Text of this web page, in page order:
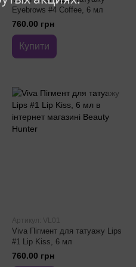
Eyebrows #4 Coffee, 6 мл
760.00 грн
Купити
Артикул: VL01
Viva Пігмент для татуажу Lips
#1 Lip Kiss, 6 мл
760.00 грн